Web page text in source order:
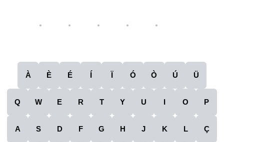
À È É Ó Ò Ú Ü
Q W E R T Y U O P
A S D F G H J K L Ç